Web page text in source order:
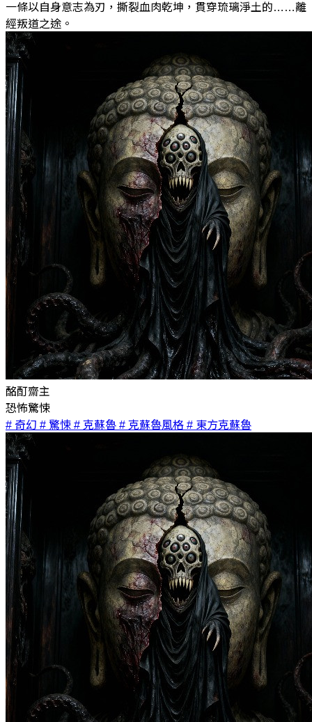
一條以自身意志為刃，撕裂血肉乾坤，貫穿琉璃淨土的……離
經叛道之途。
酩酊齋主
恐怖驚悚
# 奇幻 # 驚悚 # 克蘇魯 # 克蘇魯風格 # 東方克蘇魯